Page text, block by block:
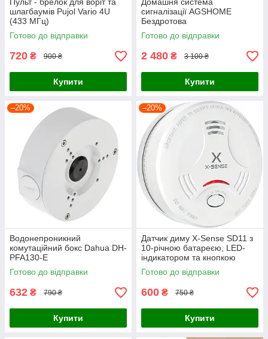
Пульт - брелок для воріт та
шлагбаумів Pujol Vario 4U
(433 МГц)
Готово до відправки
720 ₴ 900 ₴
Купити
Домашня система
сигналізації AGSHOME
Бездротова
Готово до відправки
2 480 ₴ 3 100 ₴
Купити
–20%
Водонепроникний
комутаційний бокс Dahua DH-
PFA130-E
Готово до відправки
632 ₴ 790 ₴
Купити
–20%
Датчик диму X-Sense SD11 з
10-річною батареєю, LED-
індикатором та кнопкою
вимкнення звуку
Готово до відправки
600 ₴ 750 ₴
Купити